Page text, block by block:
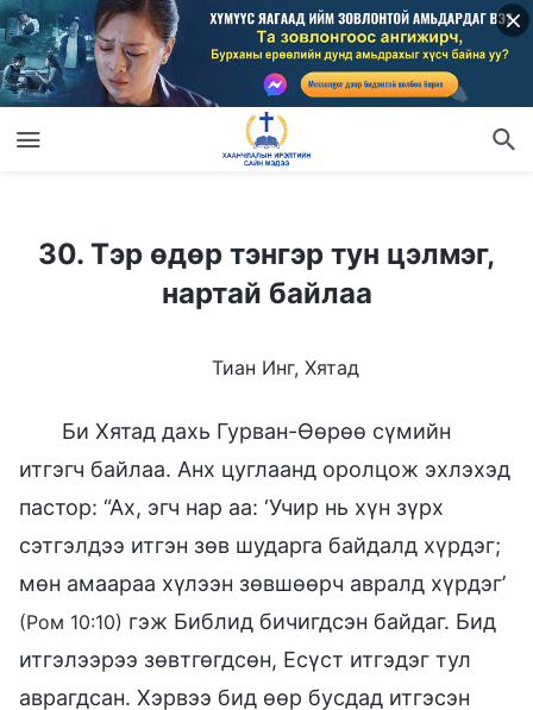
30. Тэр өдөр тэнгэр тун цэлмэг, нартай байлаа
30. Тэр өдөр тэнгэр тун цэлмэг,
нартай байлаа
Тиан Инг, Хятад
Би Хятад дахь Гурван-Өөрөө сүмийн
итгэгч байлаа. Анх цуглаанд оролцож эхлэхэд
пастор: “Ах, эгч нар аа: ‘Учир нь хүн зүрх
сэтгэлдээ итгэн зөв шударга байдалд хүрдэг;
мөн амаараа хүлээн зөвшөөрч авралд хүрдэг’
(Ром 10:10) гэж Библид бичигдсэн байдаг. Бид
итгэлээрээ зөвтгөгдсөн, Есүст итгэдэг тул
аврагдсан. Хэрвээ бид өөр бусдад итгэсэн